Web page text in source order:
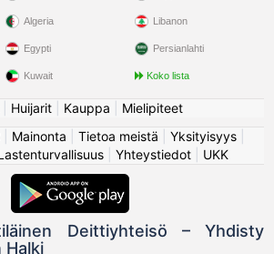
Algeria
Egypti
Kuwait
Libanon
Persianlahti
Koko lista
Huijarit Kauppa
Mielipiteet
Mainonta Tietoa meistä Yksityisyys|
Yhteystiedot UKK
Deittiyhteisö – Yhdisty
Halki